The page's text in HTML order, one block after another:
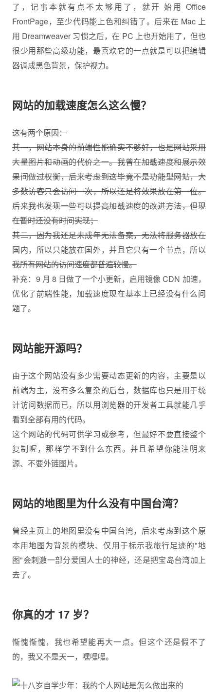
了，记事本就有点不太够用了，就开 始用 Office
FrontPage，至少代码能上色和纠错了。后来在 Mac 上
用 Dreamweaver 习惯之后，在 PC 上也开始用了，但也
很少用那些高级功能，最喜欢它的一点就是可以把编辑
器调成黑色背景，保护视力。
网站的加载速度怎么这么慢？
这有两个原因：
其一，网站本身的前端性能确实不够好，也是网站采用
大量图片和动画的代价之一。我曾在加载速度和展示效
果间做过权衡，后来考虑到这毕竟不是功能型网站，大
多数访客只会访问一次，所以还是将效果放在第一位。
后来我也发现一些可以提高加载速度的改进方法，但现
在暂时还没有时间实现；
其二，因为我还是未成年无法备案，无法将服务器放在
国内，所以只能放在国外，并且它只有一个节点，所以
我所有网站的访问速度都普遍较慢。
补充：9 月 8 日做了一个小更新，启用镜像 CDN 加速，
优化了前端性能，加载速度现在基本上已经没有什么问
题了。
网站能开源吗？
由于这个网站没有多少需要动态更新的内容，主要是以
前端为主，没有多么复杂的后台，数据库也只是用于统
计访问数据而已，所以用浏览器的开发者工具就能几乎
看到全部有用的代码。
这个网站的代码可供学习或参考，但最好不要直接整个
复制喔，那样学不到什么东西。并且希望你能注明来
源、不要外链图片。
网站的地图里为什么没有中国台湾？
曾经主页上的地图里没有中国台湾，后来考虑到这个原
本用地图为背景的模块、仅用于标示我旅行足迹的"地
图"会刺激一部分爱国人士的神经，还是把宝岛台湾加上
去了。
你真的才 17 岁？
惭愧惭愧，我也希望能再大一点。但这个还是假不了
的，我又不是天一，嘿嘿嘿。